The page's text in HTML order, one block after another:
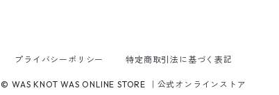
プライバシーポリシー 特定商取引法に基づく表記
© WAS KNOT WAS ONLINE STORE ｜公式オンラインストア